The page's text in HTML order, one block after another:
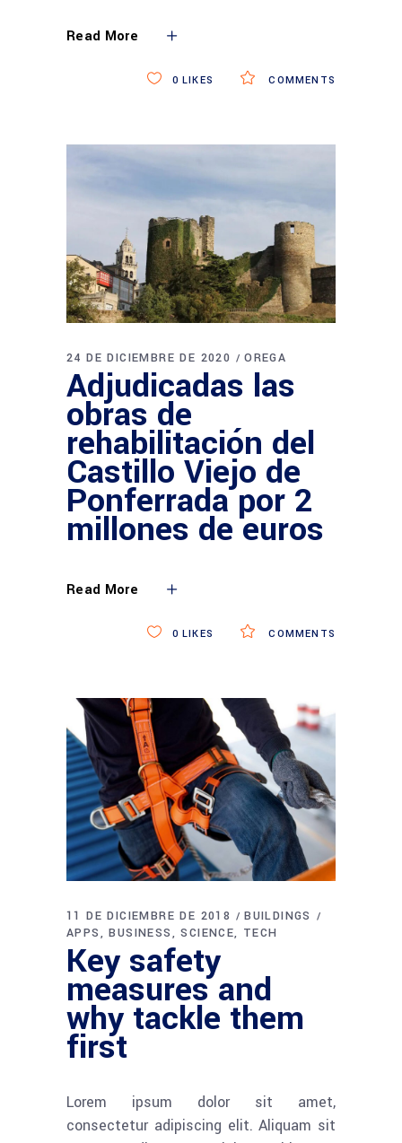
Read More
COMMENTS
0 LIKES
24 DE DICIEMBRE DE 2020 OREGA
Adjudicadas las
obras de
rehabilitación del
Castillo Viejo de
Ponferrada por 2
millones de euros
Read More
COMMENTS
0 LIKES
11 DE DICIEMBRE DE 2018
BUILDINGS
APPS
BUSINESS SCIENCE TECH
Key safety
measures and
why tackle them
first
Lorem ipsum dolor sit amet,
consectetur adipiscing elit. Aliquam sit